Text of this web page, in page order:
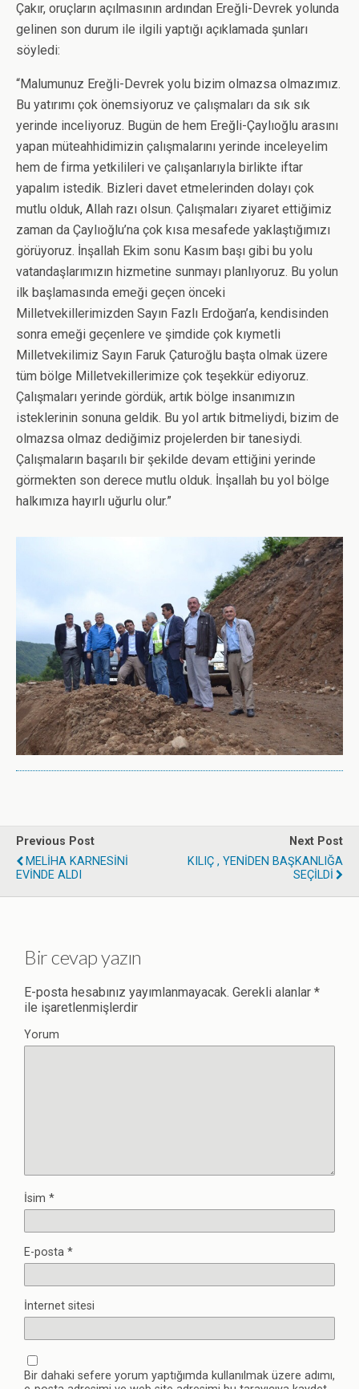
Çakır, oruçların açılmasının ardından Ereğli-Devrek yolunda
gelinen son durum ile ilgili yaptığı açıklamada şunları
söyledi:
“Malumunuz Ereğli-Devrek yolu bizim olmazsa olmazımız.
Bu yatırımı çok önemsiyoruz ve çalışmaları da sık sık
yerinde inceliyoruz. Bugün de hem Ereğli-Çaylıoğlu arasını
yapan müteahhidimizin çalışmalarını yerinde inceleyelim
hem de firma yetkilileri ve çalışanlarıyla birlikte iftar
yapalım istedik. Bizleri davet etmelerinden dolayı çok
mutlu olduk, Allah razı olsun. Çalışmaları ziyaret ettiğimiz
zaman da Çaylıoğlu’na çok kısa mesafede yaklaştığımızı
görüyoruz. İnşallah Ekim sonu Kasım başı gibi bu yolu
vatandaşlarımızın hizmetine sunmayı planlıyoruz. Bu yolun
ilk başlamasında emeği geçen önceki
Milletvekillerimizden Sayın Fazlı Erdoğan’a, kendisinden
sonra emeği geçenlere ve şimdide çok kıymetli
Milletvekilimiz Sayın Faruk Çaturoğlu başta olmak üzere
tüm bölge Milletvekillerimize çok teşekkür ediyoruz.
Çalışmaları yerinde gördük, artık bölge insanımızın
isteklerinin sonuna geldik. Bu yol artık bitmeliydi, bizim de
olmazsa olmaz dediğimiz projelerden bir tanesiydi.
Çalışmaların başarılı bir şekilde devam ettiğini yerinde
görmekten son derece mutlu olduk. İnşallah bu yol bölge
halkımıza hayırlı uğurlu olur.”
Previous Post
MELİHA KARNESİNİ
EVİNDE ALDI
Next Post
KILIÇ , YENİDEN BAŞKANLIĞA
SEÇİLDİ
Bir cevap yazın
E-posta hesabınız yayımlanmayacak. Gerekli alanlar *
ile işaretlenmişlerdir
Yorum
İsim *
E-posta *
İnternet sitesi
Bir dahaki sefere yorum yaptığımda kullanılmak üzere adımı,